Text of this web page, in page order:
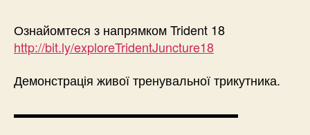
Ознайомтеся з напрямком Trident 18
http://bit.ly/exploreTridentJuncture18
Демонстрація живої тренувальної трикутника.
▬▬▬▬▬▬▬▬▬▬▬▬▬▬▬▬▬▬